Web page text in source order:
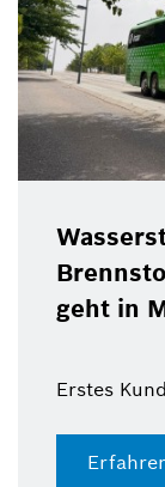
geht in
Erstes